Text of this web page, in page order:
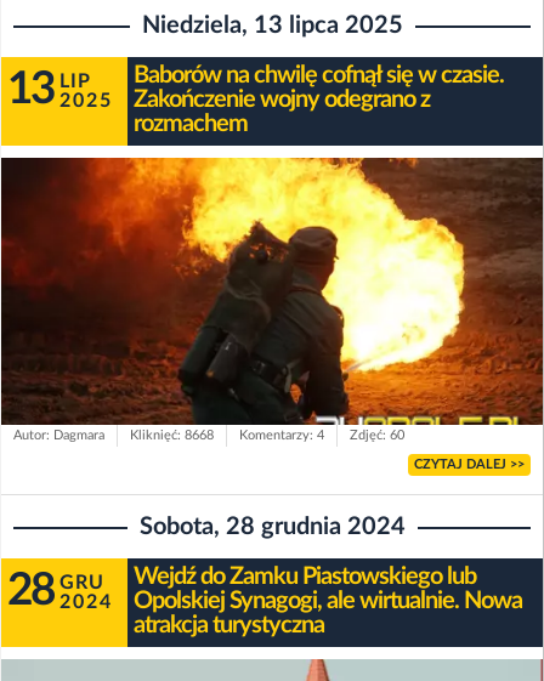
Niedziela, 13 lipca 2025
13 LIP
2025
Baborów na chwilę cofnął się w czasie.
Zakończenie wojny odegrano z
rozmachem
Autor: Dagmara Kliknięć: 8668 Komentarzy: 4 Zdjęć: 60
CZYTAJ DALEJ >>
Sobota, 28 grudnia 2024
28 GRU
2024
Wejdź do Zamku Piastowskiego lub
Opolskiej Synagogi, ale wirtualnie. Nowa
atrakcja turystyczna